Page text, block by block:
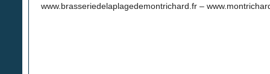
www.brasseriedelaplagedemontrichard.fr –